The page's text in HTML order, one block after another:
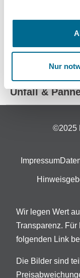
Nur
Themenwelt
Unfall &
©2025
Impressum
Wir legen Wert
Transparenz.
folgenden Link
Die Bilder sind